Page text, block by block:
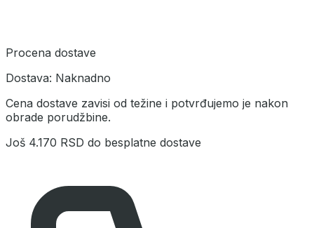
Procena dostave
Dostava: Naknadno
Cena dostave zavisi od težine i potvrđujemo je nakon
obrade porudžbine.
Još 4.170 RSD do besplatne dostave